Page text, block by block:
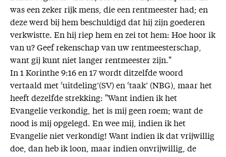
was een zeker rijk mens, die een rentmeester had; en
deze werd bij hem beschuldigd dat hij zijn goederen
verkwistte. En hij riep hem en zei tot hem: Hoe hoor ik
van u? Geef rekenschap van uw rentmeesterschap,
want gij kunt niet langer rentmeester zijn."
In 1 Korinthe 9:16 en 17 wordt ditzelfde woord
vertaald met ‘uitdeling’(SV) en ‘taak’ (NBG), maar het
heeft dezelfde strekking: "Want indien ik het
Evangelie verkondig, het is mij geen roem; want de
nood is mij opgelegd. En wee mij, indien ik het
Evangelie niet verkondig! Want indien ik dat vrijwillig
doe, dan heb ik loon, maar indien onvrijwillig, de